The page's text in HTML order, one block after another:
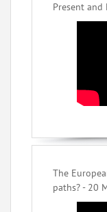
Present and
The
paths? - 20